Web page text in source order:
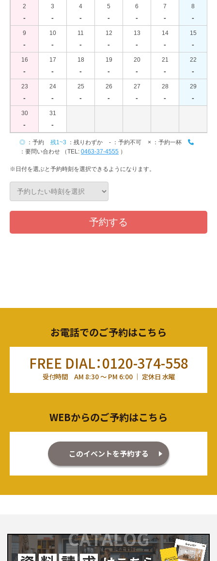
お電話でのご予約はこちら
FREE DIAL：0120-374-558
受付時間 AM 8:30 ～ PM 6:00 ｜ 定休日 水曜
WEBからのご予約はこちら
このイベントを予約する